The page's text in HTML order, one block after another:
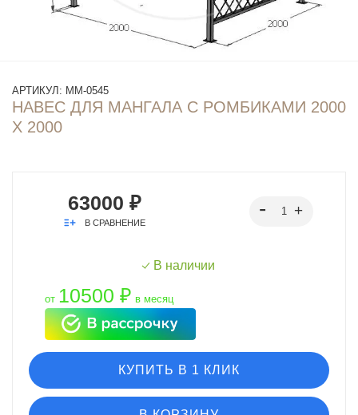
АРТИКУЛ: ММ-0545
НАВЕС ДЛЯ МАНГАЛА С РОМБИКАМИ 2000
Х 2000
63000 ₽
В СРАВНЕНИЕ
В наличии
от 10500 ₽ в месяц
КУПИТЬ В 1 КЛИК